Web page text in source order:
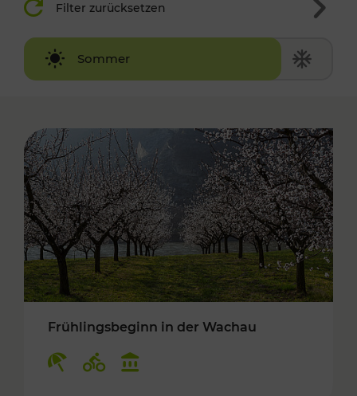
Filter zurücksetzen
Sommer
Winter
Frühlingsbeginn in der Wachau